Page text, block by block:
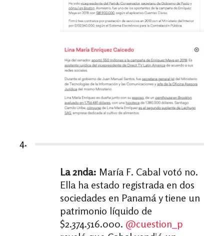
4.
La 2nda: María F. Cabal votó no.
Ella ha estado registrada en dos
sociedades en Panamá y tiene un
patrimonio líquido de
$2.374.516.000. @cuestion_p